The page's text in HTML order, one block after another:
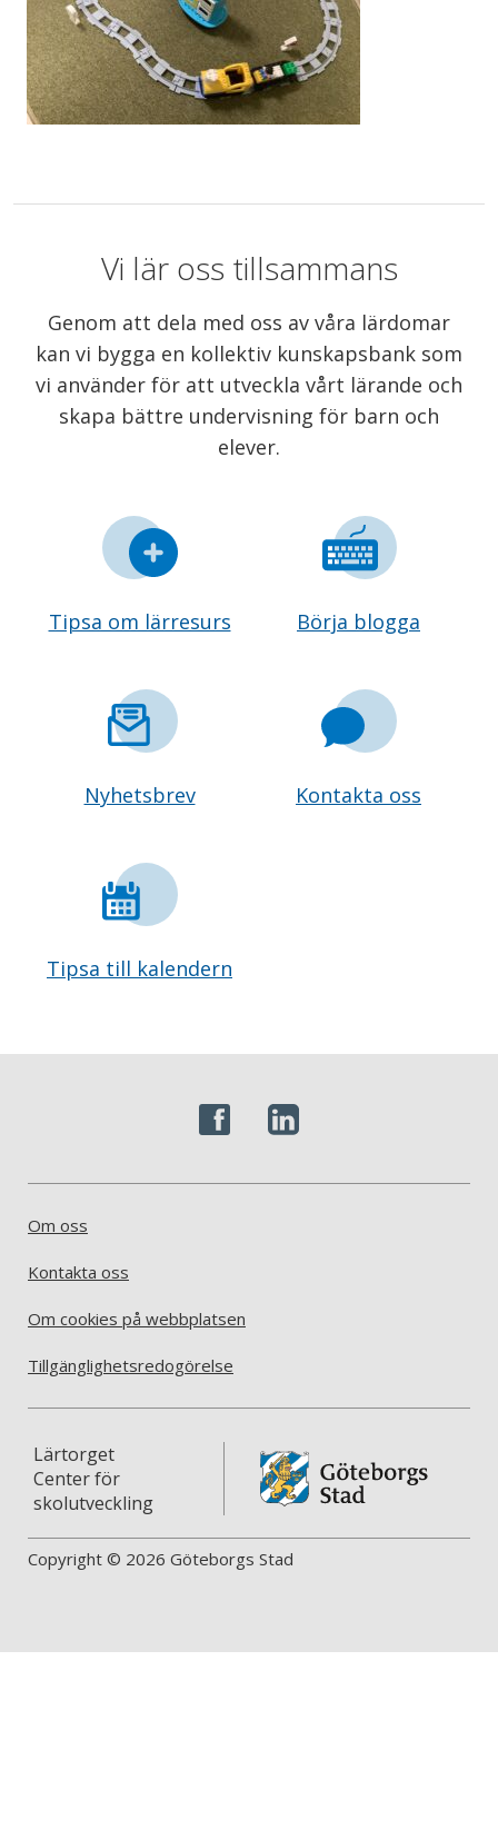
Vi lär oss tillsammans
Genom att dela med oss av våra lärdomar
kan vi bygga en kollektiv kunskapsbank som
vi använder för att utveckla vårt lärande och
skapa bättre undervisning för barn och
elever.
Tipsa om lärresurs Börja blogga
Nyhetsbrev Kontakta oss
Tipsa till kalendern
Om oss
Kontakta oss
Om cookies på webbplatsen
Tillgänglighetsredogörelse
Lärtorget
Center för
skolutveckling
Copyright © 2026 Göteborgs Stad